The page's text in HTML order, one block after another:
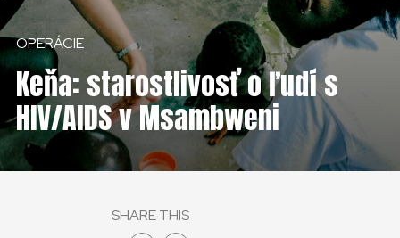
OPERÁCIE
Keňa: starostlivosť o ľudí s
HIV/AIDS v Msambweni
SHARE THIS